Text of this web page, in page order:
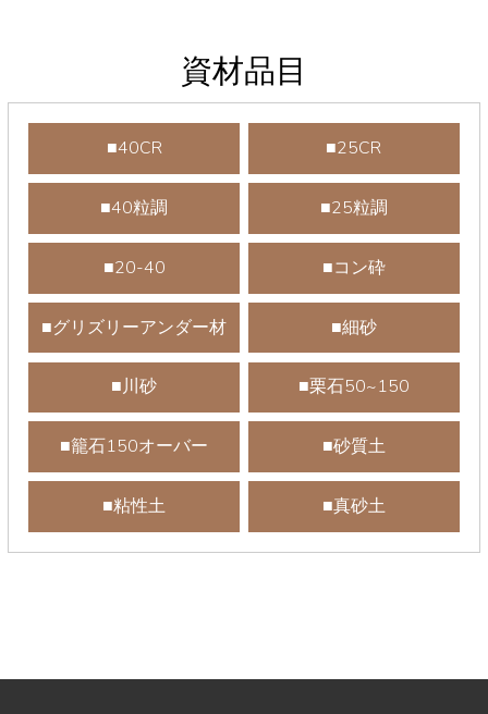
資材品目
■40CR ■25CR
■40粒調 ■25粒調
■20-40 ■コン砕
■グリズリーアンダー材 ■細砂
■川砂 ■栗石50~150
■籠石150オーバー ■砂質土
■粘性土 ■真砂土